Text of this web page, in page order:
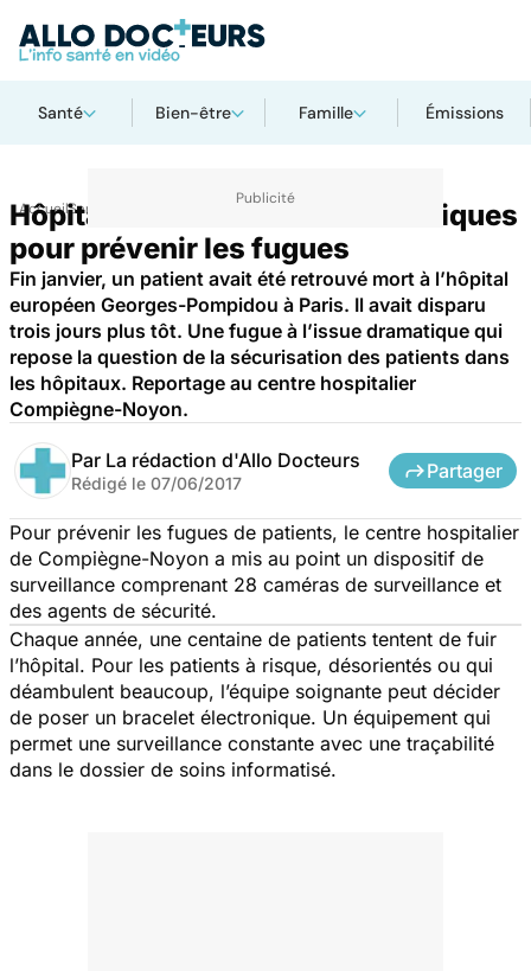
Santé Bien-être Famille Émissions
AccueilSanté
Hôpital : des bracelets électroniques
pour prévenir les fugues
Fin janvier, un patient avait été retrouvé mort à l’hôpital
européen Georges-Pompidou à Paris. Il avait disparu
trois jours plus tôt. Une fugue à l’issue dramatique qui
repose la question de la sécurisation des patients dans
les hôpitaux. Reportage au centre hospitalier
Compiègne-Noyon.
Par La rédaction d'Allo Docteurs
Rédigé le 07/06/2017
Partager
Pour prévenir les fugues de patients, le centre hospitalier
de Compiègne-Noyon a mis au point un dispositif de
surveillance comprenant 28 caméras de surveillance et
des agents de sécurité.
Chaque année, une centaine de patients tentent de fuir
l’hôpital. Pour les patients à risque, désorientés ou qui
déambulent beaucoup, l’équipe soignante peut décider
de poser un bracelet électronique. Un équipement qui
permet une surveillance constante avec une traçabilité
dans le dossier de soins informatisé.